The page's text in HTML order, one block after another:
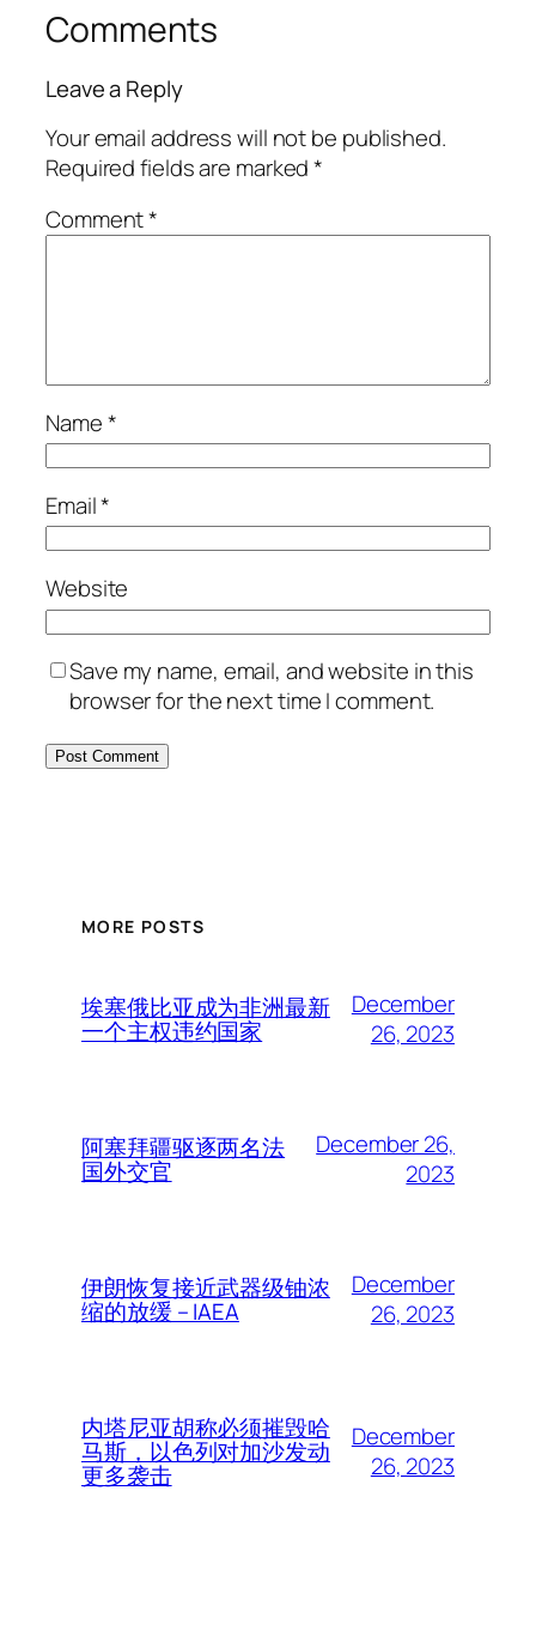
Comments
Leave a Reply
Your email address will not be published.
Required fields are marked*
Comment*
Name*
Email*
Website
Save my name, email, and website in this
browser for the next time I comment.
MORE POSTS
埃塞俄比亚成为非洲最新
一个主权违约国家
December
26, 2023
阿塞拜疆驱逐两名法
国外交官
December 26,
2023
伊朗恢复接近武器级铀浓
缩的放缓 – IAEA
December
26, 2023
内塔尼亚胡称必须摧毁哈
马斯，以色列对加沙发动
更多袭击
December
26, 2023